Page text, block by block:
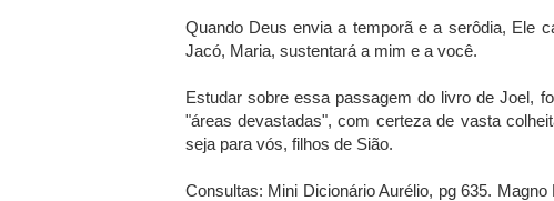
Quando Deus envia a temporã e a serôdia, Ele
Jacó, Maria, sustentará a mim e a você.
Estudar sobre essa passagem do livro de Joel,
"áreas devastadas", com certeza de vasta
seja para vós, filhos de Sião.
Consultas: Mini Dicionário Aurélio, pg 635.